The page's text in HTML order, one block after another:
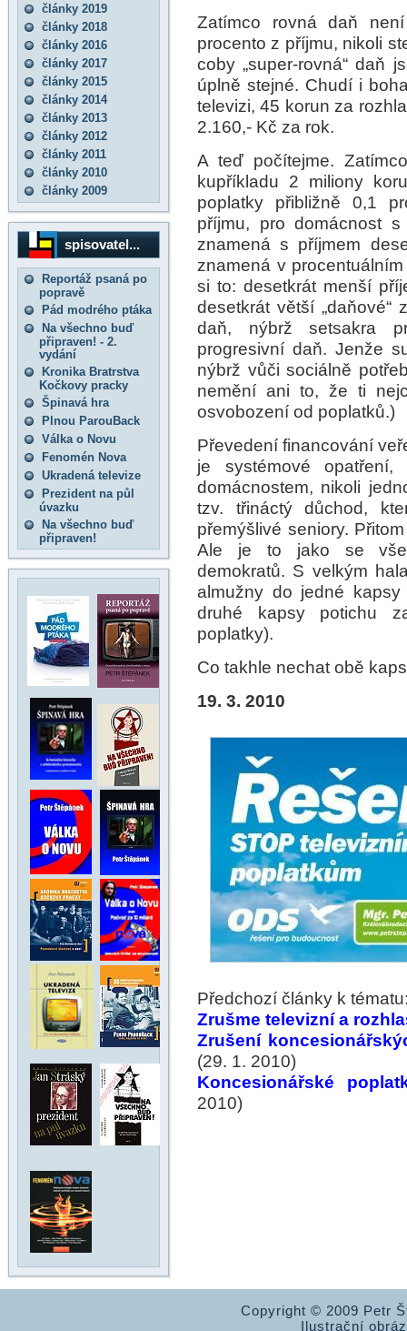
články 2019
články 2018
články 2016
články 2017
články 2015
články 2014
články 2013
články 2012
články 2011
články 2010
články 2009
spisovatel...
Reportáž psaná po
popravě
Pád modrého ptáka
Na všechno buď
připraven! - 2.
vydání
Kronika Bratrstva
Kočkovy pracky
Špinavá hra
Plnou ParouBack
Válka o Novu
Fenomén Nova
Ukradená televize
Prezident na půl
úvazku
Na všechno buď
připraven!
Zatímco rovná daň
procento z příjmu, nikoli
coby „super-rovná“ daň
úplně stejné. Chudí i
televizi, 45 korun za
2.160,- Kč za rok.
A teď počítejme.
kupříkladu 2 miliony
poplatky přibližně 0,1
příjmu, pro domácnost
znamená s příjmem
znamená v
si to: desetkrát menší
desetkrát větší
daň, nýbrž setsakra
progresivní daň. Jenže
nýbrž vůči sociálně
nemění ani to, že ti
osvobození od poplatků.)
Převedení financování
je systémové
domácnostem, nikoli
tzv. třináctý důchod,
přemýšlivé seniory.
Ale je to jako se
demokratů. S velkým
almužny do jedné
druhé kapsy potichu
poplatky).
Co takhle nechat obě
19. 3. 2010
Předchozí články k
Zrušme televizní a
Zrušení
(29. 1. 2010)
Koncesionářské
2010)
Copyright © 2009 Petr
Ilustrační